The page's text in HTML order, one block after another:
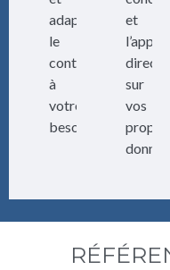
adapter
le
contenu
à
votre
besoin.
et
directe
sur
vos
propres
données.